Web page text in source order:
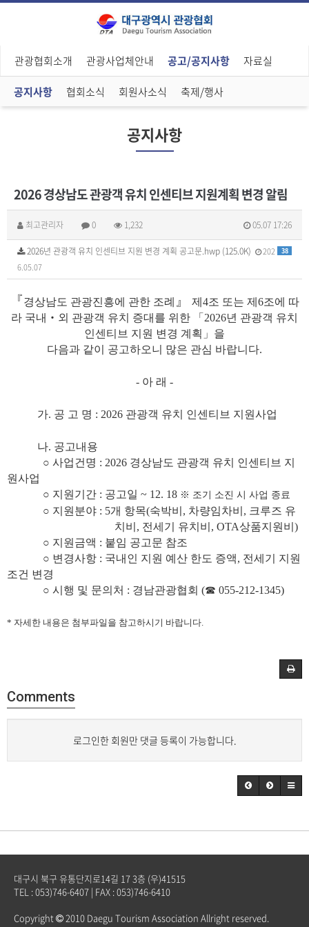
관광협회소개 관광사업체안내 공고/공지사항 자료실
공지사항 협회소식 회원사소식 축제/행사
공지사항
2026 경상남도 관광객 유치 인센티브 지원계획 변경 알림
최고관리자 0 1,232 05.07 17:26
38
2026년 관광객 유치 인센티브 지원 변경 계획 공고문.hwp (125.0K)
202
6.05.07
『경상남도 관광진흥에 관한 조례 』 제 4조 또는 제 6조에 따
라 국내 ‧ 외 관광객 유치 증대를 위한 「 2026년 관광객 유치
인센티브 지원 변경 계획 」 을
다음과 같이 공고하오니 많은 관심 바랍니다.
- 아 래 -
가. 공 고 명 : 2026 관광객 유치 인센티브 지원사업
나. 공고내용
○ 사업건명 : 2026 경상남도 관광객 유치 인센티브 지
원사업
○ 지원기간 : 공고일 ~ 12. 18 ※ 조기 소진 시 사업 종료
○ 지원분야 : 5개 항목(숙박비 , 차량임차비 , 크루즈 유
치비 , 전세기 유치비 , OTA상품지원비)
○ 지원금액 : 붙임 공고문 참조
○ 변경사항 : 국내인 지원 예산 한도 증액, 전세기 지원
조건 변경
○ 시행 및 문의처 : 경남관광협회 (☎ 055-212-1345)
* 자세한 내용은 첨부파일을 참고하시기 바랍니다.
Comments
로그인한 회원만 댓글 등록이 가능합니다.
대구시 북구 유통단지로14길 17 3층 (우)41515
TEL : 053)746-6407 | FAX : 053)746-6410
Copyright
2010 Daegu Tourism Association Allright reserved.